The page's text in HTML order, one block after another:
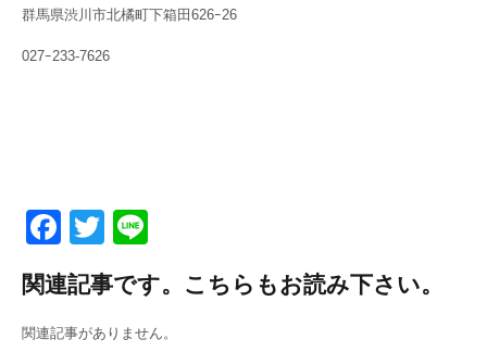
群馬県渋川市北橘町下箱田626ｰ26
027ｰ233-7626
F
a
c
e
T
tt
er
e
関連記事です。こちらもお読み下さい。
関連記事がありません。